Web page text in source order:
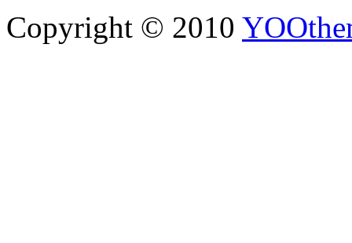
Copyright © 2010